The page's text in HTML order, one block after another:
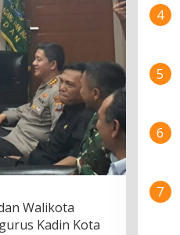
Walikota
Kadin Kota
4
5
6
7